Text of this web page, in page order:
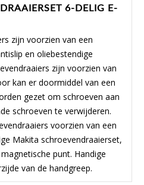
6-DELIG E-
zijn voorzien van een
en oliebestendige
zijn voorzien van
kan er doormiddel van een
gezet om schroeven aan
schroeven te verwijderen.
voorzien van een
Makita schroevendraaierset,
punt. Handige
van de handgreep.